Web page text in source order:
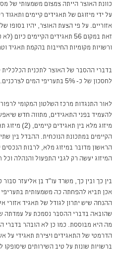
כוונת האוצר הייתה צמצום משמעותי של
על ידי מיזוגם של תאגידים קיימים
זאת במקום 56 תאגידים הקיימים
ורשויות מקומיות החייבות בהקמת תאגיד
בדברי ההסבר של האוצר לתכנית הכלכלית
לחסכון של כ- 5% בתעריפי המים לצרכנים.
לאור התנגדות מרכז השלטון המקומי
הקיימים במתכונת הנוכחית. ההבדל בין
הראשון מדובר במיזוג מלא, לרבות
המיזוג יעשה רק לגבי התפעול והנהלה וכל
בין כך ובין כך, משרד עו"ד בן אליעזר
אכן תביא להפחתה כה משמעותית
ההנחה שיש יתרון לגודל של תאגיד אזורי
שהובאה בדברי ההסבר נסמכת על עמדתה
מה היא מבוססת. כמו כן לא הובהר בדברי
הדרמטי של התאגידים ויצירת תאגידי על
ברשויות שונות על טיב השירותים שיסופקו